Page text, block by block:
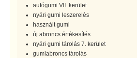
autógumi VII. kerület
nyári gumi leszerelés
használt gumi
új abroncs értékesítés
nyári gumi tárolás 7. kerület
gumiabroncs tárolás